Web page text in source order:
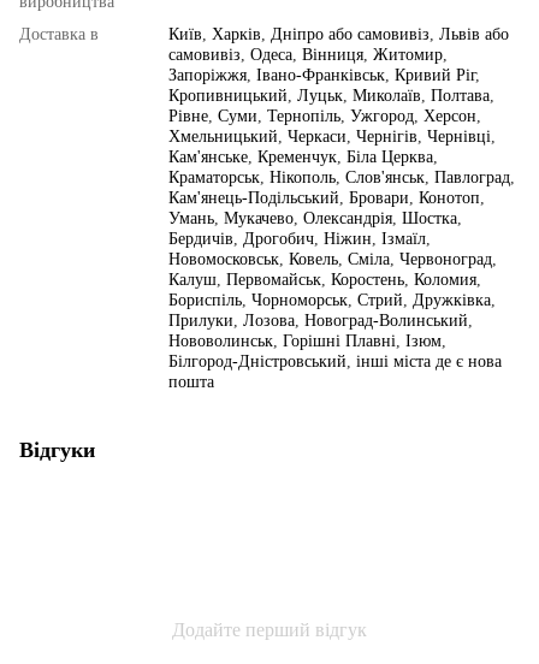
Доставка в Київ, Харків, Дніпро або самовивіз, Львів або
самовивіз, Одеса, Вінниця, Житомир,
Запоріжжя, Івано-Франківськ, Кривий Ріг,
Кропивницький, Луцьк, Миколаїв, Полтава,
Рівне, Суми, Тернопіль, Ужгород, Херсон,
Хмельницький, Черкаси, Чернігів, Чернівці,
Кам'янське, Кременчук, Біла Церква,
Краматорськ, Нікополь, Слов'янськ, Павлоград,
Кам'янець-Подільський, Бровари, Конотоп,
Умань, Мукачево, Олександрія, Шостка,
Бердичів, Дрогобич, Ніжин, Ізмаїл,
Новомосковськ, Ковель, Сміла, Червоноград,
Калуш, Первомайськ, Коростень, Коломия,
Бориспіль, Чорноморськ, Стрий, Дружківка,
Прилуки, Лозова, Новоград-Волинський,
Нововолинськ, Горішні Плавні, Ізюм,
Білгород-Дністровський, інші міста де є нова
пошта
Відгуки
Додайте перший відгук